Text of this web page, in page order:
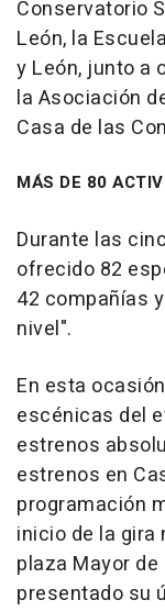
Conservatorio
León, la
y León, junto a
la Asociación
Casa de las
MÁS DE 80
Durante las
ofrecido 82
42 compañías
nivel".
En esta
escénicas del
estrenos
estrenos en
programación
inicio de la gira
plaza Mayor
presentado su